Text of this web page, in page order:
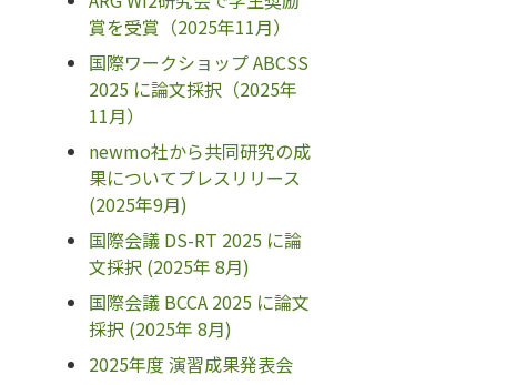
賞を受賞（2025年11月）
国際ワークショップ ABCSS
2025 に論文採択（2025年
11月）
newmo社から共同研究の成
果についてプレスリリース
(2025年9月)
国際会議 DS-RT 2025 に論
文採択 (2025年 8月)
国際会議 BCCA 2025 に論文
採択 (2025年 8月)
2025年度 演習成果発表会